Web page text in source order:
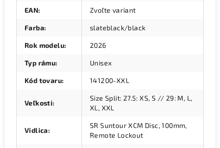
EAN: Zvoľte variant
Farba: slateblack/black
Rok modelu: 2026
Typ rámu: Unisex
Kód tovaru: 141200-XXL
Veľkosti:
Size Split: 27.5: XS, S // 29: M, L,
XL, XXL
Vidlica:
SR Suntour XCM Disc, 100mm,
Remote Lockout